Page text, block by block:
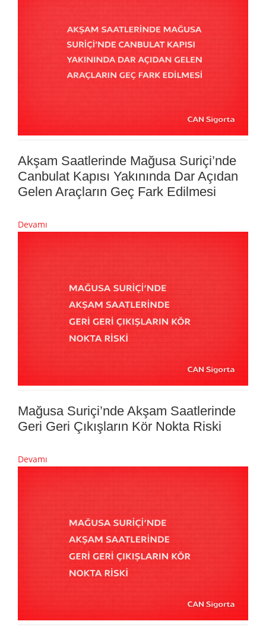
Akşam Saatlerinde Mağusa Suriçi’nde
Canbulat Kapısı Yakınında Dar Açıdan
Gelen Araçların Geç Fark Edilmesi
Devamı
Mağusa Suriçi’nde Akşam Saatlerinde
Geri Geri Çıkışların Kör Nokta Riski
Devamı